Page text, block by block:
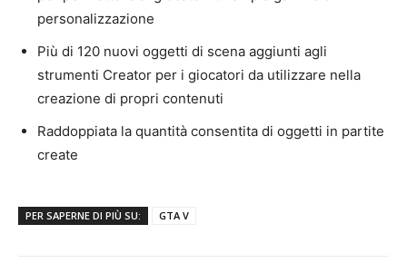
personalizzazione
Più di 120 nuovi oggetti di scena aggiunti agli
strumenti Creator per i giocatori da utilizzare nella
creazione di propri contenuti
Raddoppiata la quantità consentita di oggetti in partite
create
PER SAPERNE DI PIÙ SU: GTA V